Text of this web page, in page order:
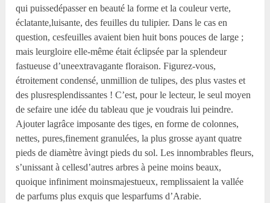
qui puissedépasser en beauté la forme et la couleur verte,
éclatante,luisante, des feuilles du tulipier. Dans le cas en
question, cesfeuilles avaient bien huit bons pouces de large ;
mais leurgloire elle-même était éclipsée par la splendeur
fastueuse d’uneextravagante floraison. Figurez-vous,
étroitement condensé, unmillion de tulipes, des plus vastes et
des plusresplendissantes ! C’est, pour le lecteur, le seul moyen
de sefaire une idée du tableau que je voudrais lui peindre.
Ajouter lagrâce imposante des tiges, en forme de colonnes,
nettes, pures,finement granulées, la plus grosse ayant quatre
pieds de diamètre àvingt pieds du sol. Les innombrables fleurs,
s’unissant à cellesd’autres arbres à peine moins beaux,
quoique infiniment moinsmajestueux, remplissaient la vallée
de parfums plus exquis que lesparfums d’Arabie.